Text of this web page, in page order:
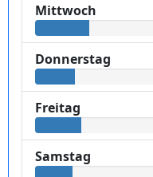
Mittwoch
Donnerstag
Freitag
Samstag